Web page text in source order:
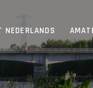
NEDERLANDS